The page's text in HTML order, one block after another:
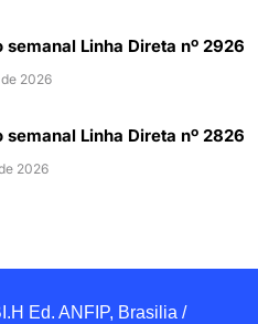
Linha Direta nº 2926
2026
Linha Direta nº 2826
2026
Ed. ANFIP, Brasilia /